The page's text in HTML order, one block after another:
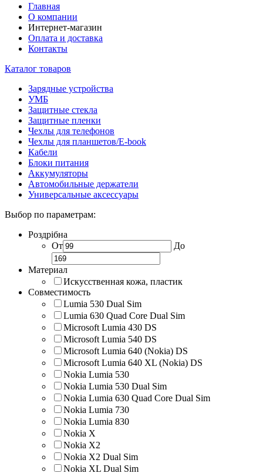
Главная
О компании
Интернет-магазин
Оплата и доставка
Контакты
Каталог товаров
Зарядные устройства
УМБ
Защитные стекла
Защитные пленки
Чехлы для телефонов
Чехлы для планшетов/E-book
Кабели
Блоки питания
Аккумуляторы
Автомобильные держатели
Универсальные аксессуары
Выбор по параметрам:
Роздрібна
От
До
Материал
Искусственная кожа, пластик
Совместимость
Lumia 530 Dual Sim
Lumia 630 Quad Core Dual Sim
Microsoft Lumia 430 DS
Microsoft Lumia 540 DS
Microsoft Lumia 640 (Nokia) DS
Microsoft Lumia 640 XL (Nokia) DS
Nokia Lumia 530
Nokia Lumia 530 Dual Sim
Nokia Lumia 630 Quad Core Dual Sim
Nokia Lumia 730
Nokia Lumia 830
Nokia X
Nokia X2
Nokia X2 Dual Sim
Nokia XL Dual Sim